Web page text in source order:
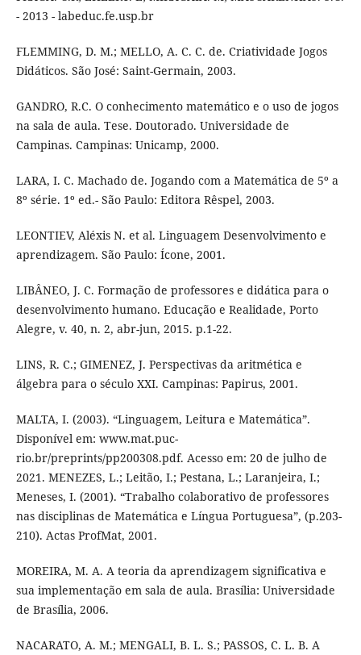
- 2013 - labeduc.fe.usp.br
FLEMMING, D. M.; MELLO, A. C. C. de. Criatividade Jogos
Didáticos. São José: Saint-Germain, 2003.
GANDRO, R.C. O conhecimento matemático e o uso de jogos
na sala de aula. Tese. Doutorado. Universidade de
Campinas. Campinas: Unicamp, 2000.
LARA, I. C. Machado de. Jogando com a Matemática de 5º a
8º série. 1º ed.- São Paulo: Editora Rêspel, 2003.
LEONTIEV, Aléxis N. et al. Linguagem Desenvolvimento e
aprendizagem. São Paulo: Ícone, 2001.
LIBÂNEO, J. C. Formação de professores e didática para o
desenvolvimento humano. Educação e Realidade, Porto
Alegre, v. 40, n. 2, abr-jun, 2015. p.1-22.
LINS, R. C.; GIMENEZ, J. Perspectivas da aritmética e
álgebra para o século XXI. Campinas: Papirus, 2001.
MALTA, I. (2003). “Linguagem, Leitura e Matemática”.
Disponível em: www.mat.puc-
rio.br/preprints/pp200308.pdf. Acesso em: 20 de julho de
2021. MENEZES, L.; Leitão, I.; Pestana, L.; Laranjeira, I.;
Meneses, I. (2001). “Trabalho colaborativo de professores
nas disciplinas de Matemática e Língua Portuguesa”, (p.203-
210). Actas ProfMat, 2001.
MOREIRA, M. A. A teoria da aprendizagem significativa e
sua implementação em sala de aula. Brasília: Universidade
de Brasília, 2006.
NACARATO, A. M.; MENGALI, B. L. S.; PASSOS, C. L. B. A